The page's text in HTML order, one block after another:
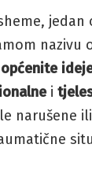
jedan
nazivu
općenite
i
narušene